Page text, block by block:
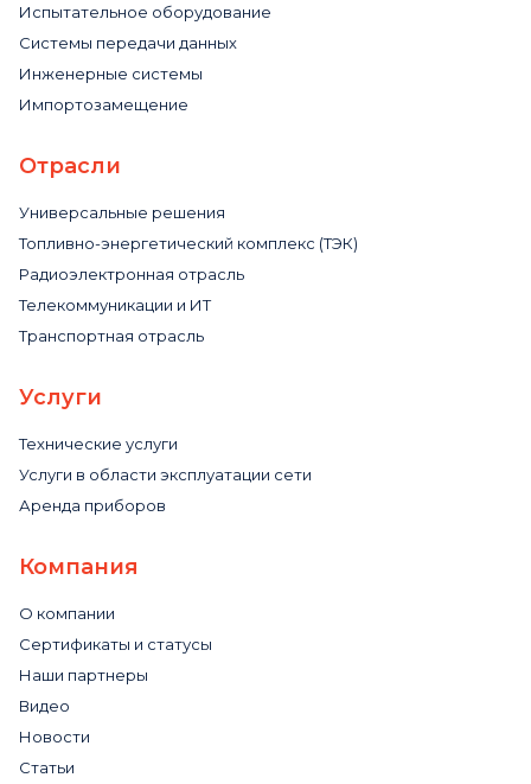
Испытательное оборудование
Системы передачи данных
Инженерные системы
Импортозамещение
Отрасли
Универсальные решения
Топливно-энергетический комплекс (ТЭК)
Радиоэлектронная отрасль
Телекоммуникации и ИТ
Транспортная отрасль
Услуги
Технические услуги
Услуги в области эксплуатации сети
Аренда приборов
Компания
О компании
Сертификаты и статусы
Наши партнеры
Видео
Новости
Статьи